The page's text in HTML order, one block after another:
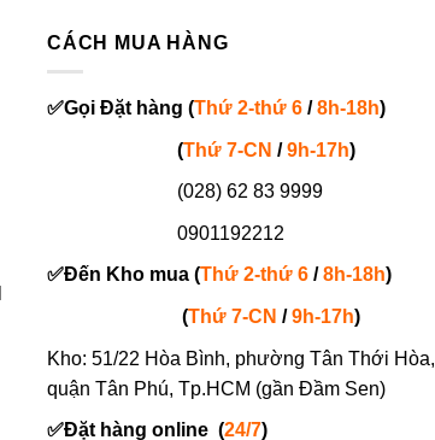
CÁCH MUA HÀNG
✅Gọi Đặt hàng (Thứ 2-thứ 6 /8h-18h)
(Thứ 7-CN /9h-17h)
(028) 62 83 9999
0901192212
✅Đến Kho mua (Thứ 2-thứ 6 / 8h-18h)
(Thứ 7-CN /9h-17h)
Kho: 51/22 Hòa Bình, phường Tân Thới Hòa,
quận Tân Phú, Tp.HCM (gần Đầm Sen)
✅Đặt hàng online (24/7)